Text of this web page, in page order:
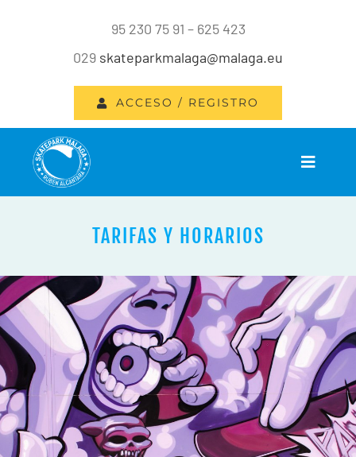
95 230 75 91 – 625 423
029 skateparkmalaga@malaga.eu
ACCESO / REGISTRO
Toggle
SERVICIOS
PRECIOS Y HORARIOS
CONTACTO
TARIFAS Y HORARIOS